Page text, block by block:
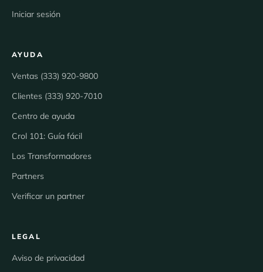
Iniciar sesión
AYUDA
Ventas (333) 920-9800
Clientes (333) 920-7010
Centro de ayuda
Crol 101: Guía fácil
Los Transformadores
Partners
Verificar un partner
LEGAL
Aviso de privacidad